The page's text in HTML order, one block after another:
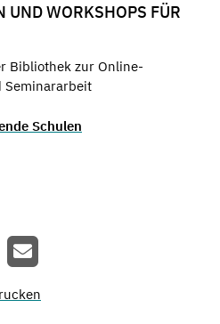
WORKSHOPS FÜR
Bibliothek zur Online-
Seminararbeit
Schulen